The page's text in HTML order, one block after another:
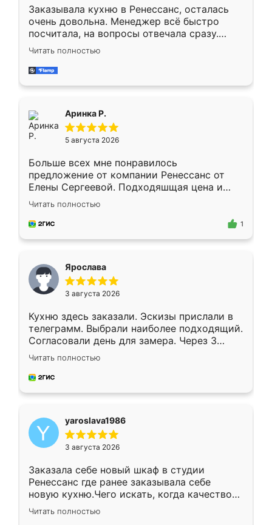
Заказывала кухню в Ренессанс, осталась
очень довольна. Менеджер всё быстро
посчитала, на вопросы отвечала сразу.
Замерщик приехал в субботу, подошёл к
делу со всей ответственностью. Собрали
за день, ребята работали аккуратно, даже
Читать полностью
Аринка Р.
5 августа 2026
Больше всех мне понравилось
предложение от компании Ренессанс от
Елены Сергеевой. Подходяшщая цена и
короткие сроки изготовления. Приехавший
для замера сотрудник Владислав
предложил по моему эскизу самый
Читать полностью
1
Ярослава
3 августа 2026
Кухню здесь заказали. Эскизы прислали в
телеграмм. Выбрали наиболее подходящий.
Согласовали день для замера. Через 3
недели кухня была уже готова. Остались
довольны работой. Спасибо Ренессанс
мебель за качественную работу!
Читать полностью
yaroslava1986
3 августа 2026
Заказала себе новый шкаф в студии
Ренессанс где ранее заказывала себе
новую кухню.Чего искать, когда качеством
вполне довольна. Служит кухня уже почти
два года, нареканий нет.
Читать полностью